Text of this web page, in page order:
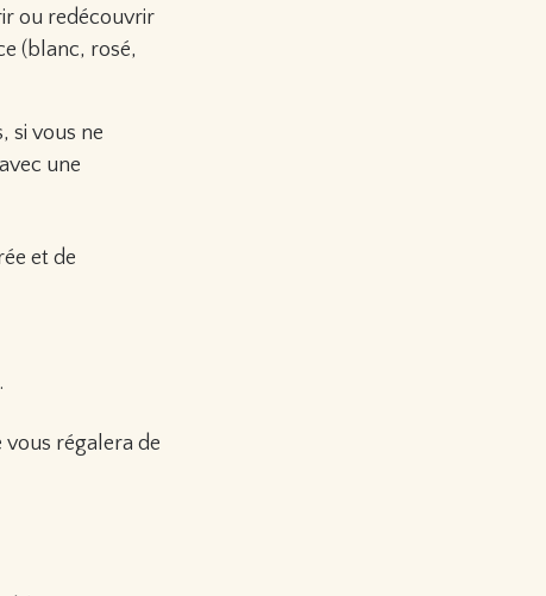
ou redécouvrir
(blanc, rosé,
si vous ne
une
et de
régalera de